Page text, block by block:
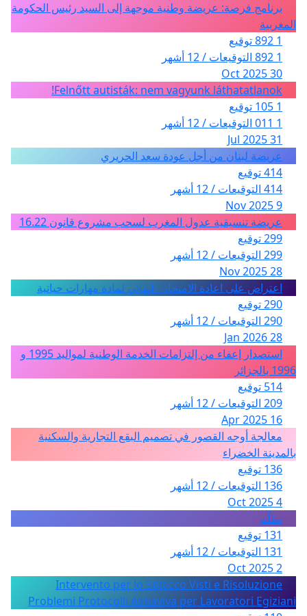
برنامج فرصة: عريضة وطنية موجهة إلى السيد رئيس الحكومة
المغربية
1 892 توقيع
1 892 التوقيعات / 12 أشهر
30 Oct 2025
Felnőtt autisták: nem vagyunk láthatatlanok!
1 105 توقيع
1 011 التوقيعات / 12 أشهر
31 Jul 2025
عريضة لبنان من أجل عودة سعد الحريري
414 توقيع
414 التوقيعات / 12 أشهر
9 Nov 2025
عريضة تنسيقية عدول المغرب لسحب مشروع قانون 16.22
299 توقيع
299 التوقيعات / 12 أشهر
28 Nov 2025
اعتراض على اعادة الامتحان النهائي لمادة مهارات حياتية
290 توقيع
290 التوقيعات / 12 أشهر
28 Jan 2026
استصدار إعفاء من إلتزامات الخدمة الوطنية لمواليد 1995 و
1996 بالجزائر
514 توقيع
209 التوقيعات / 12 أشهر
16 Apr 2025
معالجة أوجه القصور في تصميم البقع التجارية والسكنية
بالمدينة الخضراء
136 توقيع
136 التوقيعات / 12 أشهر
4 Oct 2025
تظلّم
131 توقيع
131 التوقيعات / 12 أشهر
2 Oct 2025
Intervento per lo Sblocco Visti e Risoluzione
Problemi Protocolli Almaviva per Lavoratori Egiziani